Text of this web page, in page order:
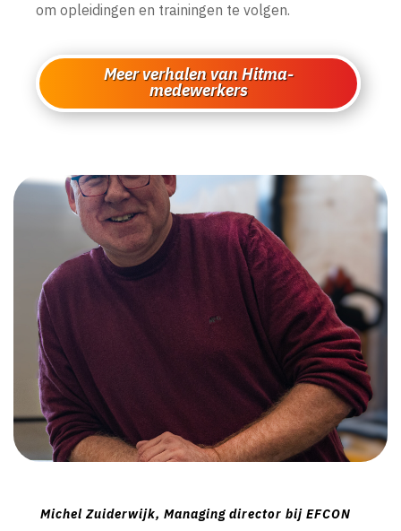
om opleidingen en trainingen te volgen.
Meer verhalen van Hitma-
medewerkers
Michel Zuiderwijk, Managing director bij EFCON